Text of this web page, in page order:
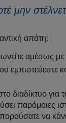
μην
απάτη:
αμέσως
εμπιστεύεστε
διαδίκτυο
παρόμοιες
να